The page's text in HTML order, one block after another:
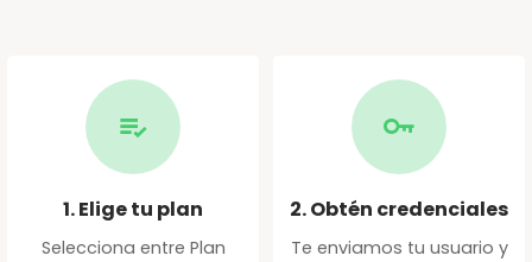
1. Elige tu plan
Selecciona entre Plan
2. Obtén credenciales
Te enviamos tu usuario y